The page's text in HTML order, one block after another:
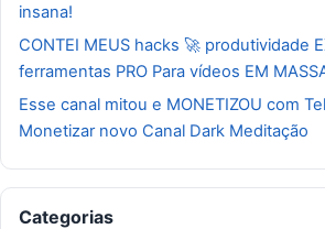
insana!
CONTEI MEUS hacks 🚀 produtividade
ferramentas PRO Para vídeos EM
Esse canal mitou e MONETIZOU com
Monetizar novo Canal Dark Meditação
Categorias